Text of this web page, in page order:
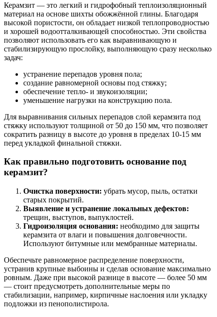
Керамзит — это легкий и гидрофобный теплоизоляционный
материал на основе шихты обожжённой глины. Благодаря
высокой пористости, он обладает низкой теплопроводностью
и хорошей водоотталкивающей способностью. Эти свойства
позволяют использовать его как выравнивающую и
стабилизирующую прослойку, выполняющую сразу несколько
задач:
устранение перепадов уровня пола;
создание равномерной основы под стяжку;
обеспечение тепло- и звукоизоляции;
уменьшение нагрузки на конструкцию пола.
Для выравнивания сильных перепадов слой керамзита под
стяжку используют толщиной от 50 до 150 мм, что позволяет
сократить разницу в высоте до уровня в пределах 10-15 мм
перед укладкой финальной стяжки.
Как правильно подготовить основание под
керамзит?
Очистка поверхности: убрать мусор, пыль, остатки
старых покрытий.
Выявление и устранение локальных дефектов:
трещин, выступов, выпуклостей.
Гидроизоляция основания: необходимо для защиты
керамзита от влаги и повышения долговечности.
Используют битумные или мембранные материалы.
Обеспечьте равномерное распределение поверхности,
устранив крупные выбоины и сделав основание максимально
ровным. Даже при высокой разнице в высоте — более 50 мм
— стоит предусмотреть дополнительные меры по
стабилизации, например, кирпичные наслоения или укладку
подложки из пенополистирола.